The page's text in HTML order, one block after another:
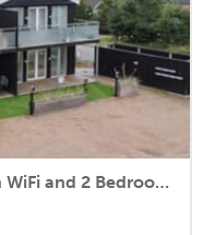
Nice apartment in Slagelse with WiFi and 2 Bedrooms